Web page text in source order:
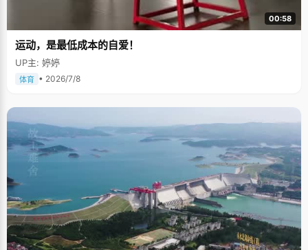
00:58
运动，是最低成本的自爱！
UP主: 婷婷
体育 • 2026/7/8